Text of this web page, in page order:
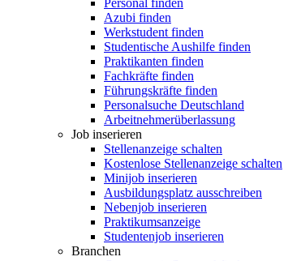
Personal finden
Azubi finden
Werkstudent finden
Studentische Aushilfe finden
Praktikanten finden
Fachkräfte finden
Führungskräfte finden
Personalsuche Deutschland
Arbeitnehmerüberlassung
Job inserieren
Stellenanzeige schalten
Kostenlose Stellenanzeige schalten
Minijob inserieren
Ausbildungsplatz ausschreiben
Nebenjob inserieren
Praktikumsanzeige
Studentenjob inserieren
Branchen